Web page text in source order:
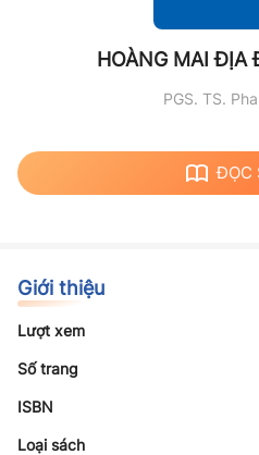
HOÀNG MAI ĐỊA
PGS. TS.
ĐỌC
Giới thiệu
Lượt xem
Số trang
ISBN
Loại sách